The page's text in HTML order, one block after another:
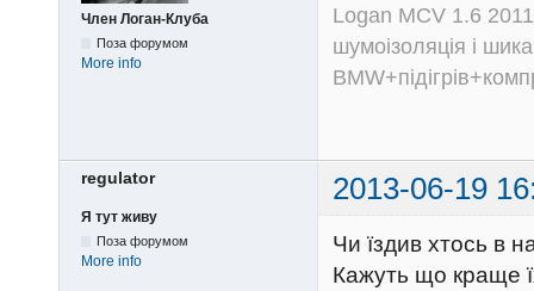
Член Логан-Клуба
Поза форумом
More info
Logan MCV 1.6
шумоізоляція і
regulator 2013-06-19
Я тут живу
Поза форумом
More info
Чи їздив хтось в
Кажуть що краще